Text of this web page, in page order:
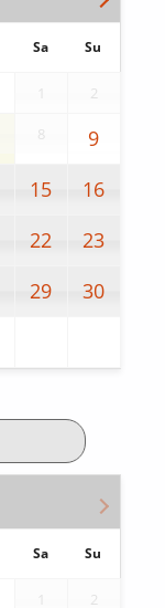
Sa Su
2
8
9
15
16
22
23
29
30
Sa Su
2